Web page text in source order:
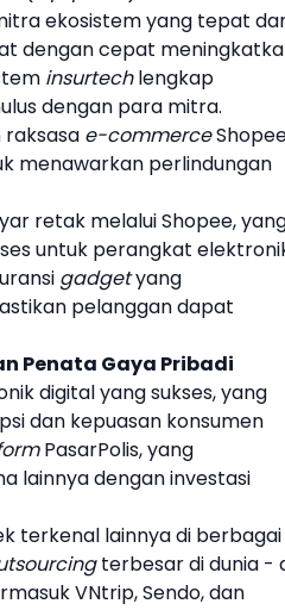
ekosistem yang tepat
dengan cepat
insurtechlengkap
dengan para mitra.
e-commerce
menawarkan perlindungan
retak melaluiShopee,
untuk perangkat
gadgetyang
pelanggan dapat
Penata Gaya Pribadi
digital yang sukses, yang
dan kepuasan konsumen
PasarPolis, yang
lainnya dengan investasi
terkenal lainnya di berbagai
terbesar di dunia -
VNtrip, Sendo, dan